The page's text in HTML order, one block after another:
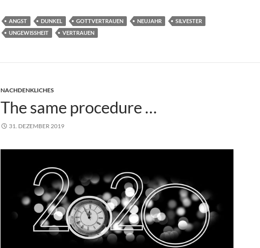
ANGST DUNKEL GOTTVERTRAUEN NEUJAHR
SILVESTER
UNGEWISSHEIT
VERTRAUEN
NACHDENKLICHES
The same procedure …
31. DEZEMBER 2019